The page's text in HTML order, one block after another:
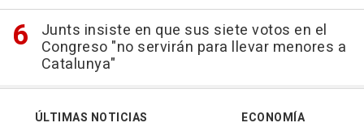
Junts insiste en que sus siete votos en el
Congreso "no servirán para llevar menores a
Catalunya"
ÚLTIMAS NOTICIAS
ECONOMÍA